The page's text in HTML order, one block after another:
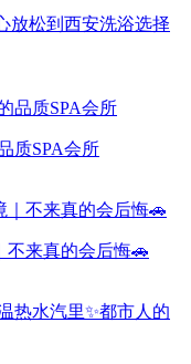
放松到西安洗浴选择
质SPA会所
不来真的会后悔🚗